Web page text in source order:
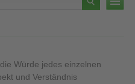
Würde jedes einzelnen
und Verständnis